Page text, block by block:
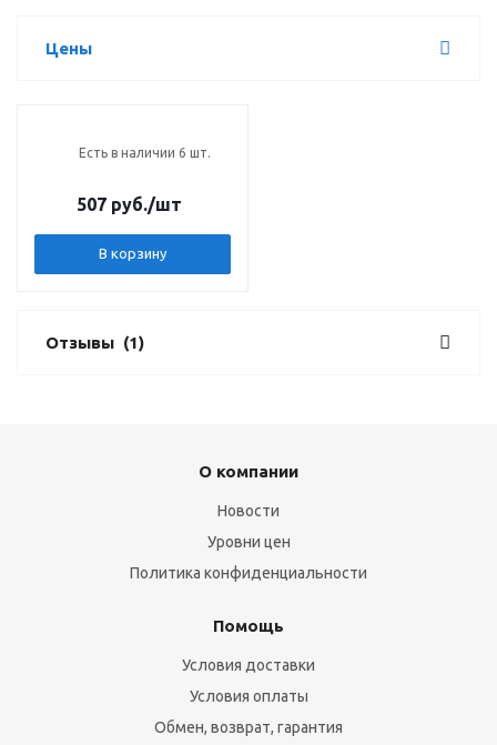
Цены
Есть в наличии 6 шт.
507 руб./шт
В корзину
Отзывы (1)
О компании
Новости
Уровни цен
Политика конфиденциальности
Помощь
Условия доставки
Условия оплаты
Обмен, возврат, гарантия